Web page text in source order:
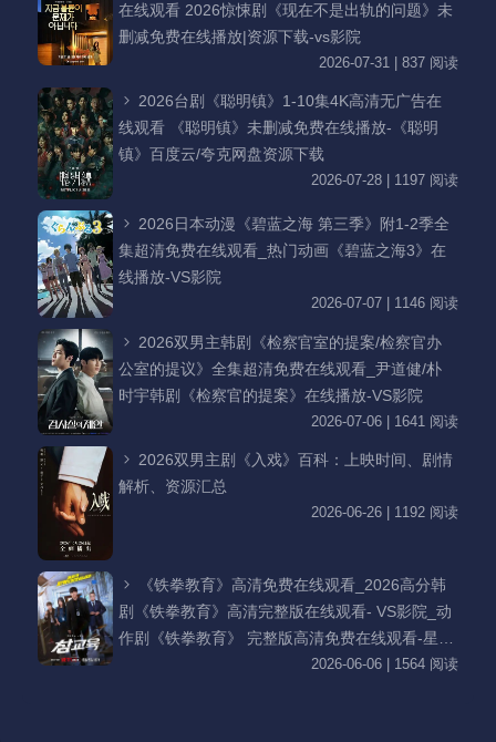
在线观看 2026惊悚剧《现在不是出轨的问题》未
删减免费在线播放|资源下载-vs影院
2026-07-31 | 837 阅读
2026台剧《聪明镇》1-10集4K高清无广告在
线观看 《聪明镇》未删减免费在线播放-《聪明
镇》百度云/夸克网盘资源下载
2026-07-28 | 1197 阅读
2026日本动漫《碧蓝之海 第三季》附1-2季全
集超清免费在线观看_热门动画《碧蓝之海3》在
线播放-VS影院
2026-07-07 | 1146 阅读
2026双男主韩剧《检察官室的提案/检察官办
公室的提议》全集超清免费在线观看_尹道健/朴
时宇韩剧《检察官的提案》在线播放-VS影院
2026-07-06 | 1641 阅读
2026双男主剧《入戏》百科：上映时间、剧情
解析、资源汇总
2026-06-26 | 1192 阅读
《铁拳教育》高清免费在线观看_2026高分韩
剧《铁拳教育》高清完整版在线观看- VS影院_动
作剧《铁拳教育》 完整版高清免费在线观看-星空
影院李星民主演《铁拳教育》无广告_VS影视
2026-06-06 | 1564 阅读